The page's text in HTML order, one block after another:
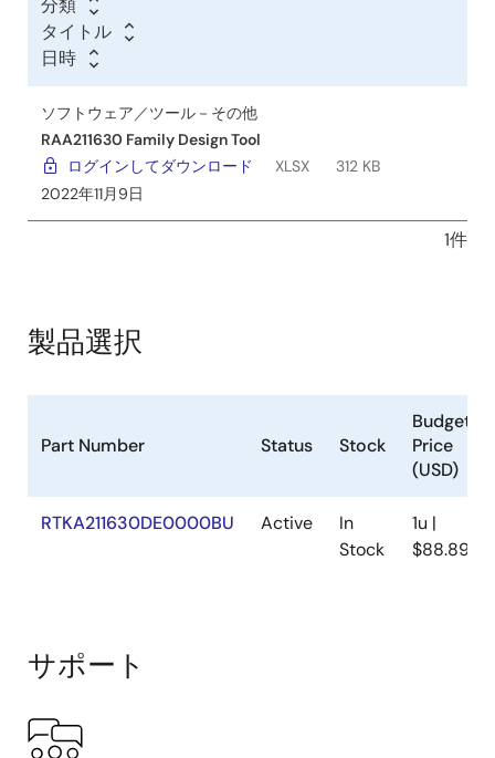
／
ツ
ー
ル
分類
タイトル
日時
ソフトウェア／ツール－その他
RAA211630 Family Design Tool
ログインしてダウンロード
XLSX
312 KB
2022年11月9日
1件
製品選択
Part Number Status Stock
Price
(USD)
RTKA211630DE0000BU Active
In
Stock
1u |
$88.89
サポート